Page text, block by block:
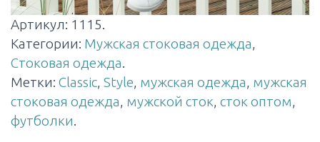
Артикул: 1115.
Категории: Мужская стоковая одежда,
Стоковая одежда.
Метки: Classic, Style, мужская одежда, мужская
стоковая одежда, мужской сток, сток оптом,
футболки.